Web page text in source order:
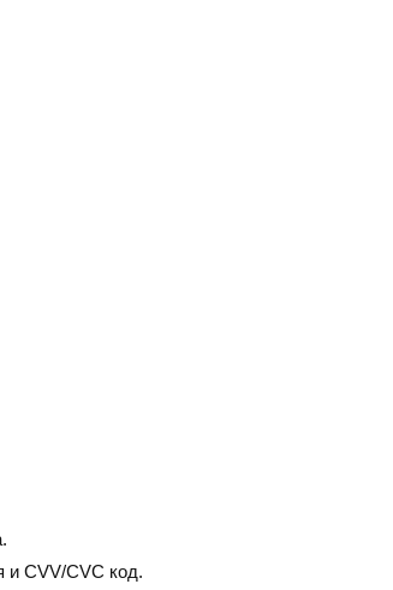
и CVV/CVC код.